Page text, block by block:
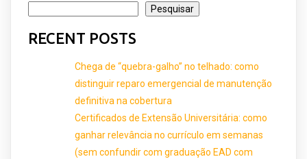
Pesquisar
RECENT POSTS
Chega de “quebra-galho” no telhado: como
distinguir reparo emergencial de manutenção
definitiva na cobertura
Certificados de Extensão Universitária: como
ganhar relevância no currículo em semanas
(sem confundir com graduação EAD com